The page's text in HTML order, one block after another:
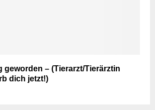
geworden – (Tierarzt/Tierärztin
dich jetzt!)